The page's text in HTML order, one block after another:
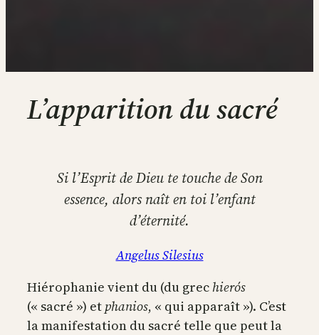
L’apparition du sacré
Si l’Esprit de Dieu te touche de Son
essence, alors naît en toi l’enfant
d’éternité.
Angelus Silesius
Hiérophanie vient du (du grec hierós
(« sacré ») et phanios, « qui apparaît »). C’est
la manifestation du sacré telle que peut la